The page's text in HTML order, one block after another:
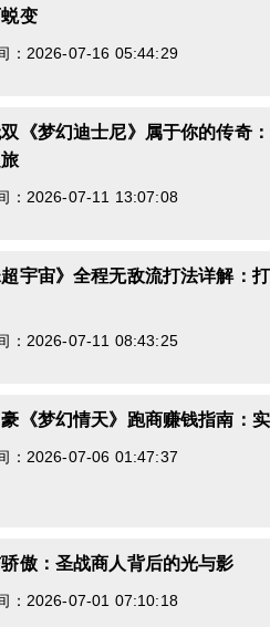
变
：2026-07-16 05:44:29
《梦幻迪士尼》属于你的传奇
：2026-07-11 13:07:08
超宇宙》全程无敌流打法详解：
：2026-07-11 08:43:25
《梦幻情天》跑商赚钱指南：
：2026-07-06 01:47:37
傲：圣战商人背后的光与影
：2026-07-01 07:10:18